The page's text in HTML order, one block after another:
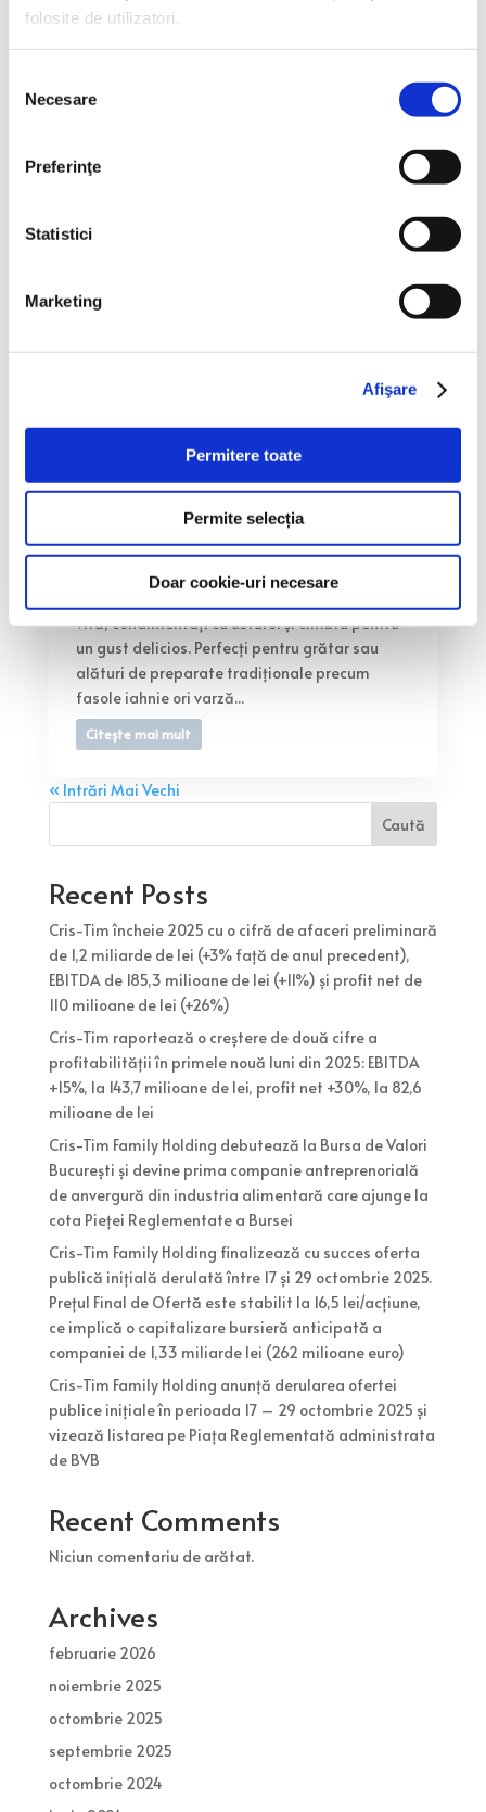
folosite de utilizatori.
consimțământului
Necesare
Preferinţe
Statistici
Marketing
Afişare
Permitere toate
Permite selecția
Doar cookie-uri necesare
Citește mai mult
Cârnați Oltenesti 300 g
aug. 9 2025
Cârnații Oltenești Matache Măcelaru’ sunt
vită, condimentați cu usturoi și cimbru pentru
un gust delicios. Perfecți pentru grătar sau
alături de preparate tradiționale precum
fasole iahnie ori varză...
Citește mai mult
« Intrări Mai Vechi
Caută
Recent Posts
Cris-Tim încheie 2025 cu o cifră de afaceri preliminară
de 1,2 miliarde de lei (+3% față de anul precedent),
EBITDA de 185,3 milioane de lei (+11%) și profit net de
110 milioane de lei (+26%)
Cris-Tim raportează o creștere de două cifre a
profitabilității în primele nouă luni din 2025: EBITDA
+15%, la 143,7 milioane de lei, profit net +30%, la 82,6
milioane de lei
Cris-Tim Family Holding debutează la Bursa de Valori
București și devine prima companie antreprenorială
de anvergură din industria alimentară care ajunge la
cota Pieței Reglementate a Bursei
Cris-Tim Family Holding finalizează cu succes oferta
publică inițială derulată între 17 și 29 octombrie 2025.
Prețul Final de Ofertă este stabilit la 16,5 lei/acțiune,
ce implică o capitalizare bursieră anticipată a
companiei de 1,33 miliarde lei (262 milioane euro)
Cris-Tim Family Holding anunță derularea ofertei
publice inițiale în perioada 17 – 29 octombrie 2025 și
vizează listarea pe Piața Reglementată administrata
de BVB
Recent Comments
Niciun comentariu de arătat.
Archives
februarie 2026
noiembrie 2025
octombrie 2025
septembrie 2025
octombrie 2024